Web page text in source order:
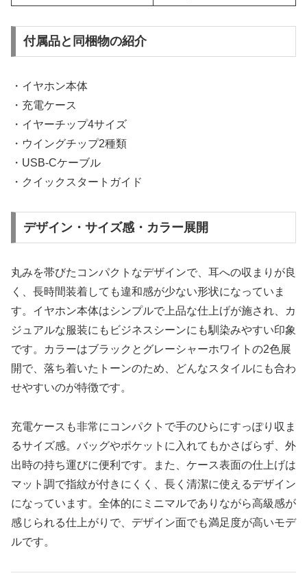
付属品と同梱物の紹介
・イヤホン本体
・充電ケース
・イヤーチップ4サイズ
・ウイングチップ2種類
・USB-Cケーブル
・クイックスタートガイド
デザイン・サイズ感・カラー展開
丸みを帯びたコンパクトなデザインで、耳への収まりが良
く、長時間装着しても違和感が少ない形状になっていま
す。イヤホン本体はシンプルで上品な仕上げが施され、カ
ジュアルな服装にもビジネスシーンにも馴染みやすい印象
です。カラーはブラックとグレーシャーホワイトの2色展
開で、落ち着いたトーンのため、どんなスタイルにも合わ
せやすいのが特徴です。
充電ケースも非常にコンパクトで手のひらにすっぽり収ま
るサイズ感。バッグやポケットに入れてもかさばらず、外
出時の持ち運びに便利です。また、ケース表面の仕上げは
マット調で指紋が付きにくく、長く清潔に使えるデザイン
になっています。全体的にミニマルでありながら高級感が
感じられる仕上がりで、デザイン面でも満足度が高いモデ
ルです。